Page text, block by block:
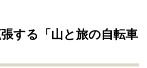
する「山と旅の自転車